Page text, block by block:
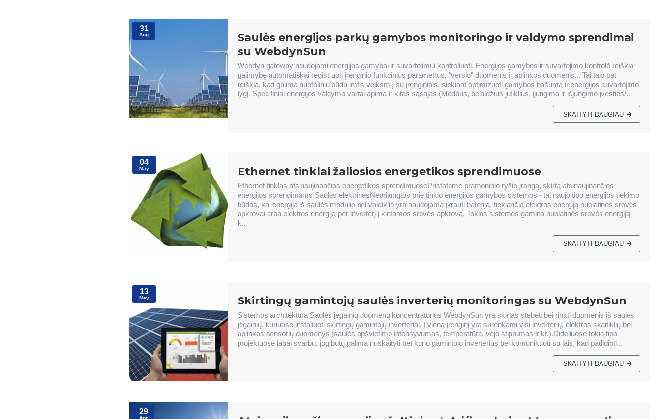
31
Aug
Saulės energijos parkų gamybos monitoringo ir valdymo sprendimai
su WebdynSun
Webdyn gateway naudojami energijos gamybai ir suvartojimui kontroliuoti. Energijos gamybos ir suvartojimo kontrolė reiškia
galimybę automatiškai registruoti įrenginio funkcinius parametrus, "verslo" duomenis ir aplinkos duomenis... Tai taip pat
reiškia, kad galima nuotoliniu būdu imtis veiksmų su įrenginiais, siekiant optimizuoti gamybos našumą ir energijos suvartojimo
lygį. Specifiniai energijos valdymo vartai apima ir kitas sąsajas (Modbus, belaidžius jutiklius, įjungimo ir išjungimo įvesties/..
SKAITYTI DAUGIAU
04
May Ethernet tinklai žaliosios energetikos sprendimuose
Ethernet tinklas atsinaujinančios energetikos sprendimuosePristatome pramoninio ryšio įrangą, skirtą atsinaujinančios
energijos sprendimams.Saulės elektrinėsNeprijungtos prie tinklo energijos gamybos sistemos - tai naujo tipo energijos tiekimo
būdas, kai energija iš saulės modulio bei valdiklio yra naudojama įkrauti bateriją, tiekiančią elektros energiją nuolatinės srovės
apkrovai arba elektros energiją per inverterį į kintamos srovės apkrovą. Tokios sistemos gamina nuolatinės srovės energiją,
k..
SKAITYTI DAUGIAU
13
May Skirtingų gamintojų saulės inverterių monitoringas su WebdynSun
Sistemos architektūra Saulės jėgainių duomenų koncentratorius WebdynSun yra skirtas stebėti bei rinkti duomenis iš saulės
jėgainių, kuriuose instaliuoti skirtingų gamintojų inverteriai. Į vieną įrenginį yra surenkami visi inverterių, elektros skaitiklių bei
aplinkos sensorių duomenys (saulės apšvietimo intensyvumas, temperatūra, vėjo stiprumas ir kt.).Dideliuose tokio tipo
projektuose labai svarbu, jog būtų galima nuskaityti bet kurio gamintojo inverterius bei komunikuoti su jais, kad padidinti ..
SKAITYTI DAUGIAU
29
Apr